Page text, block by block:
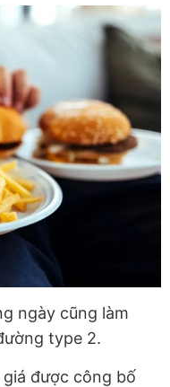
ngày cũng làm
type 2.
được công bố